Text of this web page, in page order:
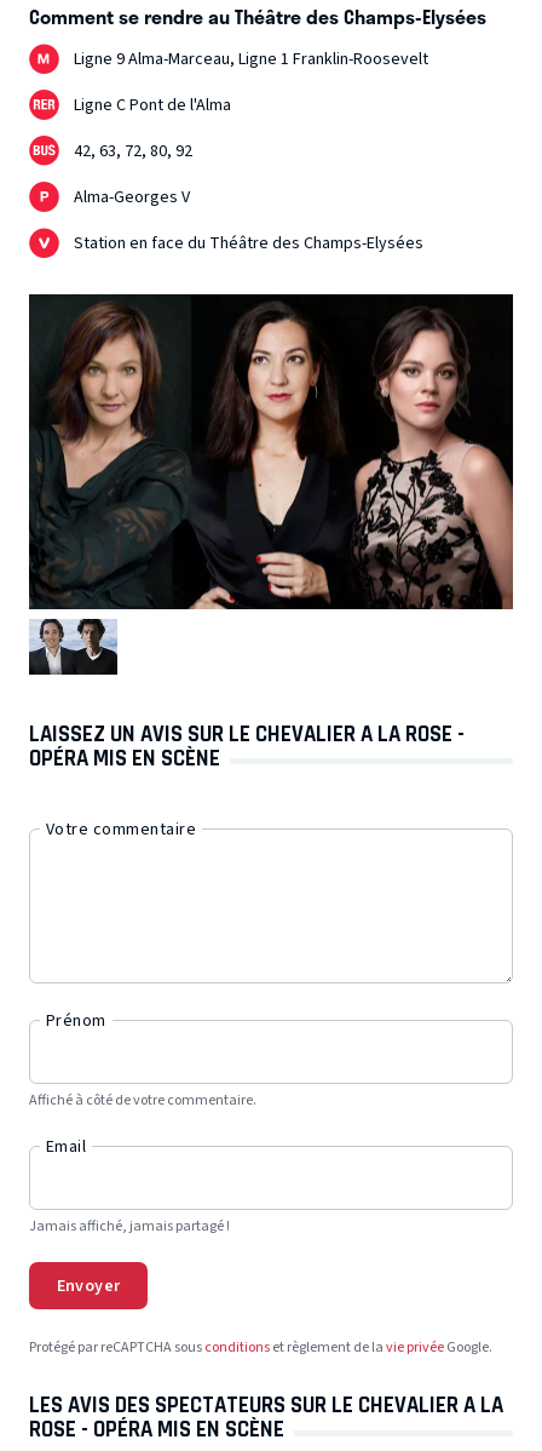
Comment se rendre au Théâtre des Champs-Elysées
Ligne 9 Alma-Marceau, Ligne 1 Franklin-Roosevelt
Ligne C Pont de l'Alma
42, 63, 72, 80, 92
Alma-Georges V
Station en face du Théâtre des Champs-Elysées
LAISSEZ UN AVIS SUR LE CHEVALIER A LA ROSE -
OPÉRA MIS EN SCÈNE
Votre commentaire
Prénom
Affiché à côté de votre commentaire.
Email
Jamais affiché, jamais partagé !
Envoyer
Protégé par reCAPTCHA sousconditionset règlement de lavie privéeGoogle.
LES AVIS DES SPECTATEURS SUR LE CHEVALIER A LA
ROSE - OPÉRA MIS EN SCÈNE